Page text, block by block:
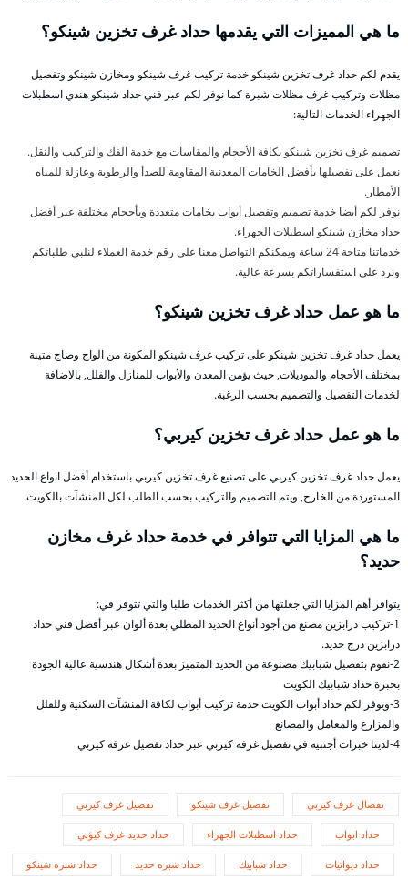
ما هي المميزات التي يقدمها حداد غرف تخزين شينكو؟
يقدم لكم حداد غرف تخزين شينكو خدمة تركيب غرف شينكو ومخازن شينكو وتفصيل
مظلات وتركيب غرف مظلات شبرة كما نوفر لكم عبر فني حداد شينكو هندي اسطبلات
الجهراء الخدمات التالية:
تصميم غرف تخزين شينكو بكافة الأحجام والمقاسات مع خدمة الفك والتركيب والنقل.
نعمل على تفصيلها بأفضل الخامات المعدنية المقاومة للصدأ والرطوبة وعازلة للمياه
الأمطار.
نوفر لكم أيضا خدمة تصميم وتفصيل أبواب بخامات متعددة وبأحجام مختلفة عبر أفضل
حداد مخازن شينكو اسطبلات الجهراء.
خدماتنا متاحة 24 ساعة ويمكنكم التواصل معنا على رقم خدمة العملاء لنلبي طلباتكم
ونرد على استفساراتكم بسرعة عالية.
ما هو عمل حداد غرف تخزين شينكو؟
يعمل حداد غرف تخزين شينكو على تركيب غرف شينكو المكونة من الواح وصاج متينة
بمختلف الأحجام والموديلات, حيث يؤمن المعدن والأبواب للمنازل والفلل, بالاضافة
لخدمات التفصيل والتصميم بحسب الرغبة.
ما هو عمل حداد غرف تخزين كيربي؟
يعمل حداد غرف تخزين كيربي على تصنيع غرف تخزين كيربي باستخدام أفضل انواع الحديد
المستوردة من الخارج, ويتم التصميم والتركيب بحسب الطلب لكل المنشآت بالكويت.
ما هي المزايا التي تتوافر في خدمة حداد غرف مخازن
حديد؟
يتوافر أهم المزايا التي جعلتها من أكثر الخدمات طلبا والتي تتوفر في:
1-تركيب درابزين مصنع من أجود أنواع الحديد المطلي بعدة ألوان عبر أفضل فني حداد
درابزين درج حديد.
2-نقوم بتفصيل شبابيك مصنوعة من الحديد المتميز بعدة أشكال هندسية عالية الجودة
بخبرة حداد شبابيك الكويت
3-ويوفر لكم حداد أبواب الكويت خدمة تركيب أبواب لكافة المنشآت السكنية وللفلل
والمزارع والمعامل والمصانع
4-لدينا خبرات أجنبية في تفصيل غرفة كيربي عبر حداد تفصيل غرفة كيربي
تفصال غرف كيربي تفصيل غرف شينكو تفصيل غرف كيربي
حداد ابواب حداد اسطبلات الجهراء حداد حديد غرف كيؤبي
حداد ديواتيات حداد شبابيك حداد شبره حديد حداد شبره شينكو